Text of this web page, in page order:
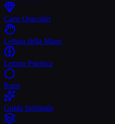
Carte Oracolari
Lettura della Mano
Lettura Psichica
Rune
Guida Spirituale